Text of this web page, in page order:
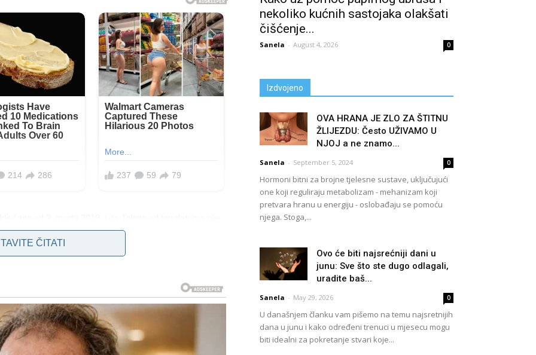
rezidenciji dok je njena kćerka nastupala u Beču. Po
vijest koja joj je potpuno promijenila život. Jelena
život i sve za što se borila, ostaje zapečaćeno u
“Nikada nisam kročila u njen dom. Ostala je
u vezi nje. Shvatila sam da sve što imamo – nakit,
Jelena izrazio, razmišljajući o težini gubitka i
ČITATI
nekoliko kućnih sastojaka olakšati
čišćenje...
Sanela - August 4, 2026 0
Izdvojeno
OVA HRANA JE ZLO ZA ŠTITNU
ŽLIJEZDU: Često UŽIVAMO U
NJOJ a ne znamo...
Sanela - September 5, 2024 0
Hormoni bitni za brojne tjelesne sustave, uključujući
one koji reguliraju metabolizam - mehanizam koji
pretvara hranu u energiju - oslobađaju se pomoću
njega. Stoga,...
Ovo će biti najsrećniji dani u
junu: Sve što ste dugo odlagali,
uradite baš...
Sanela - May 29, 2026 0
U današnjem članku vam pišemo na temu najsretnijih
dana u junu i kako određeni trenuci u mjesecu mogu
biti idealni za pokretanje stvari koje...